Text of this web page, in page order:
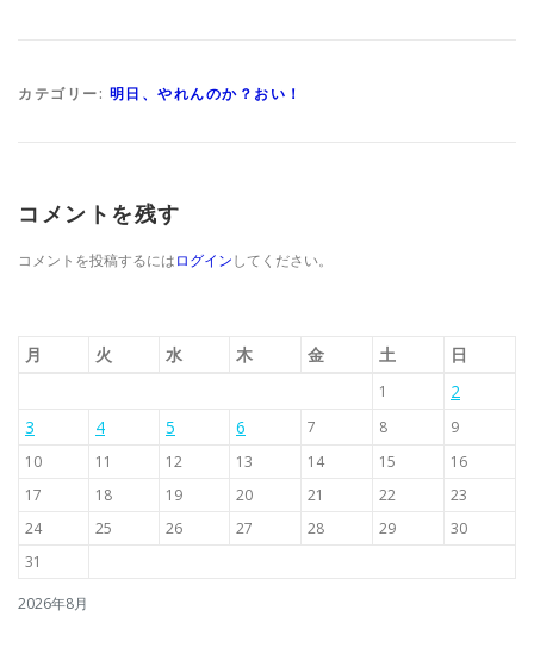
カテゴリー: 明日、やれんのか？おい！
コメントを残す
コメントを投稿するにはログインしてください。
2026年8月
月 火 水 木 金 土 日
1
2
3
4 5 6 7 8
9
10
11 12 13 14 15
16
17
18 19 20 21 22
23
24
25 26 27 28 29
30
31